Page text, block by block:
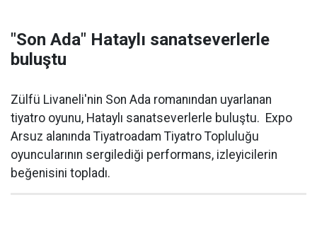
"Son Ada" Hataylı sanatseverlerle
buluştu
Zülfü Livaneli'nin Son Ada romanından uyarlanan
tiyatro oyunu, Hataylı sanatseverlerle buluştu. Expo
Arsuz alanında Tiyatroadam Tiyatro Topluluğu
oyuncularının sergilediği performans, izleyicilerin
beğenisini topladı.